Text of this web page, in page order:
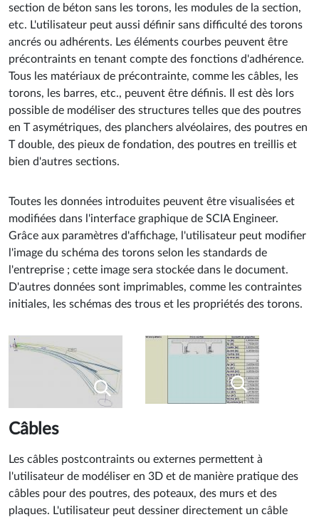
section de béton sans les torons, les modules de la section,
etc. L'utilisateur peut aussi définir sans difficulté des torons
ancrés ou adhérents. Les éléments courbes peuvent être
précontraints en tenant compte des fonctions d'adhérence.
Tous les matériaux de précontrainte, comme les câbles, les
torons, les barres, etc., peuvent être définis. Il est dès lors
possible de modéliser des structures telles que des poutres
en T asymétriques, des planchers alvéolaires, des poutres en
T double, des pieux de fondation, des poutres en treillis et
bien d'autres sections.
Toutes les données introduites peuvent être visualisées et
modiﬁées dans l'interface graphique de SCIA Engineer.
Grâce aux paramètres d'afﬁchage, l'utilisateur peut modiﬁer
l'image du schéma des torons selon les standards de
l'entreprise ; cette image sera stockée dans le document.
D'autres données sont imprimables, comme les contraintes
initiales, les schémas des trous et les propriétés des torons.
Câbles
Les câbles postcontraints ou externes permettent à
l'utilisateur de modéliser en 3D et de manière pratique des
câbles pour des poutres, des poteaux, des murs et des
plaques. L'utilisateur peut dessiner directement un câble